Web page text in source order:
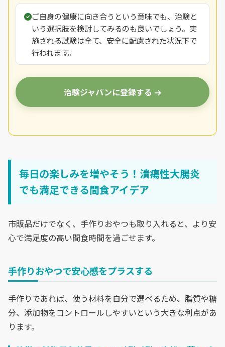
ご自身の健康に向き合うという意味でも、治験と
いう選択肢を検討してみるのも良いでしょう。実
施される試験は全て、安全に配慮された状況下で
行われます。
治験ジャパンに登録する
毎日の楽しみを増やそう！潰瘍性大腸炎
でも満足できる間食アイデア
市販品だけでなく、手作りおやつも取り入れると、より安
心で満足度の高い間食時間を過ごせます。
手作りおやつで安心感をプラスする
手作りであれば、使う材料を自分で選べるため、脂質や糖
分、添加物をコントロールしやすいという大きな利点があ
ります。